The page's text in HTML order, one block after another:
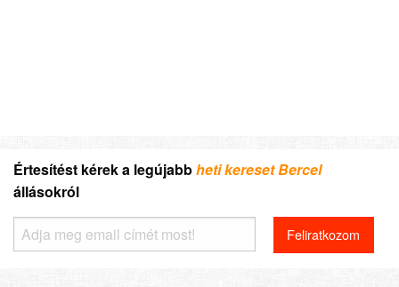
Értesítést kérek a legújabbheti kereset Bercel
állásokról